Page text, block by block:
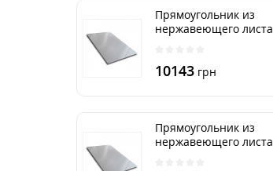
Прямоугольник из
нержавеющего листа
10143 грн
Прямоугольник из
нержавеющего листа